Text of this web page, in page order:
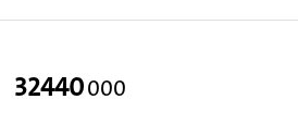
32440000